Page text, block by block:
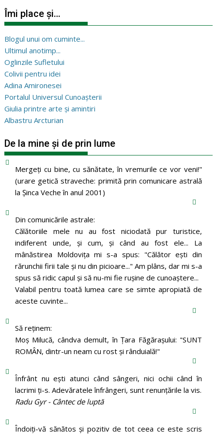
Îmi place și…
Blogul unui om cuminte...
Ultimul anotimp...
Oglinzile Sufletului
Colivii pentru idei
Adina Amironesei
Portalul Universul Cunoașterii
Giulia printre arte și amintiri
Albastru Arcturian
De la mine și de prin lume
Mergeţi cu bine, cu sănătate, în vremurile ce vor veni!"
(urare getică straveche: primită prin comunicare astrală
la Şinca Veche în anul 2001)
Din comunicările astrale:
Călătoriile mele nu au fost niciodată pur turistice,
indiferent unde, și cum, și când au fost ele... La
mânăstirea Moldoviţa mi s-a spus: "Călător eşti din
rărunchii firii tale şi nu din picioare..." Am plâns, dar mi s-a
spus să ridic capul şi să nu-mi fie ruşine de cunoaştere...
Valabil pentru toată lumea care se simte apropiată de
aceste cuvinte...
Să reținem:
Moș Milucă, cândva demult, în Ţara Făgăraşului: "SUNT
ROMÂN, dintr-un neam cu rost şi rânduială!"
Înfrânt nu ești atunci când sângeri, nici ochii când în
lacrimi ți-s. Adevăratele înfrângeri, sunt renunțările la vis.
Radu Gyr - Cântec de luptă
Îndoiți-vă sănătos și pozitiv de tot ceea ce este scris